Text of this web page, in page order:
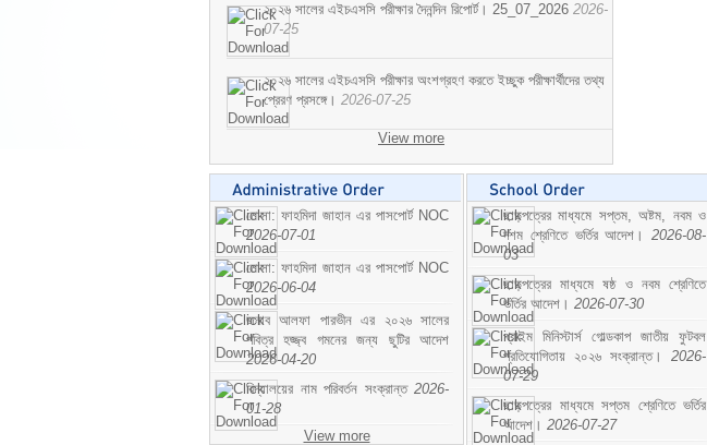
২০২৬ সালের এইচএসসি পরীক্ষার দৈনন্দিন রিপোর্ট। 25_07_2026 2026-
07-25
২০২৬ সালের এইচএসসি পরীক্ষার অংশগ্রহণ করতে ইচ্ছুক পরীক্ষার্থীদের তথ্য
প্রেরণ প্রসঙ্গে। 2026-07-25
View more
মোসা: ফাহমিদা জাহান এর পাসপোর্ট NOC
2026-07-01
মোসা: ফাহমিদা জাহান এর পাসপোর্ট NOC
2026-06-04
জনাব আলফা পারভীন এর ২০২৬ সালের
পবিত্র হজ্জ্ব গমনের জন্য ছুটির আদেশ
2026-04-20
বিদ্যালয়ের নাম পরিবর্তন সংক্রান্ত 2026-
01-28
View more
ছাড়পত্রের মাধ্যমে সপ্তম, অষ্টম, নবম ও
দশম শ্রেণিতে ভর্তির আদেশ। 2026-08-
03
ছাড়পত্রের মাধ্যমে ষষ্ঠ ও নবম শ্রেণিতে
ভর্তির আদেশ। 2026-07-30
প্রাইম মিনিস্টার্স গোল্ডকাপ জাতীয় ফুটবল
প্রতিযোগিতায় ২০২৬ সংক্রান্ত। 2026-
07-29
ছাড়পত্রের মাধ্যমে সপ্তম শ্রেণিতে ভর্তির
আদেশ। 2026-07-27